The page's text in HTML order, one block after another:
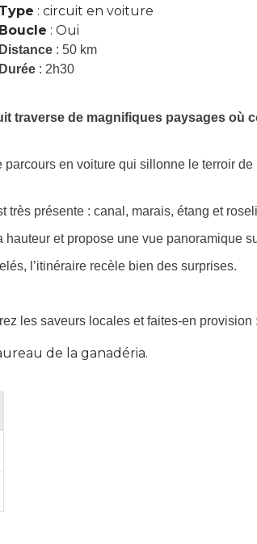
Type : circuit en voiture
Boucle : Oui
Distance : 50 km
Durée : 2h30
traverse de magnifiques paysages où
parcours en voiture qui sillonne le terroir
très présente : canal, marais, étang et
et propose une vue panoramique
l’itinéraire recèle bien des surprises.
les saveurs locales et faites-en provision :
de la ganadéria.